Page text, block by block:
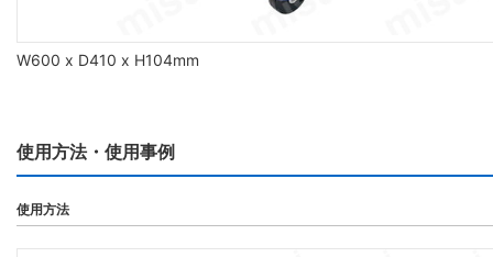
W600 x D410 x H104mm
使用方法・使用事例
使用方法